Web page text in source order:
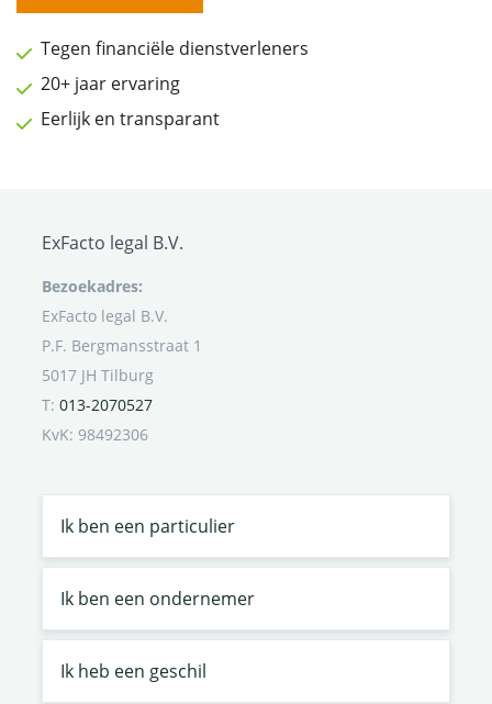
Tegen financiële dienstverleners
20+ jaar ervaring
Eerlijk en transparant
ExFacto legal B.V.
Bezoekadres:
ExFacto legal B.V.
P.F. Bergmansstraat 1
5017 JH Tilburg
T: 013-2070527
KvK: 98492306
Ik ben een particulier
Ik ben een ondernemer
Ik heb een geschil